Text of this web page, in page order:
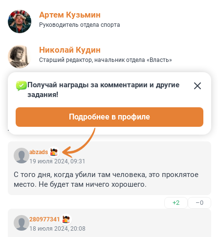
Артем Кузьмин
Руководитель отдела спорта
Николай Кудин
Старший редактор, начальник отдела «Власть»
КОММЕНТАРИИ 36
abzads
Получай награды за комментарии и другие
задания!
Подробнее в профиле
19 июля 2024, 09:31
С того дня, когда убили там человека, это проклятое
место. Не будет там ничего хорошего.
+2 –0
280977341
18 июля 2024, 20:08